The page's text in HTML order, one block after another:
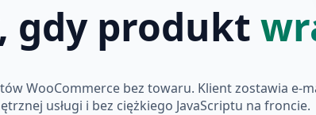
gdy produkt
WooCommerce bez towaru. Klient zostawia e-
usługi i bez ciężkiego JavaScriptu na froncie.